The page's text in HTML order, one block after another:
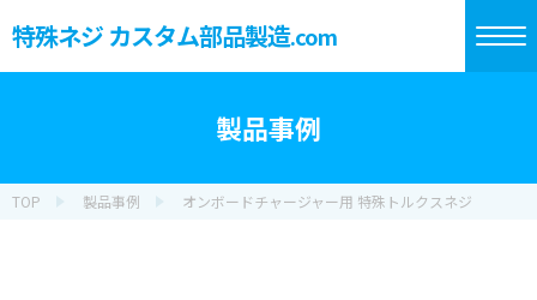
特殊ネジ カスタム部品製造.com
製品事例
TOP 製品事例 オンボードチャージャー用 特殊トルクスネジ